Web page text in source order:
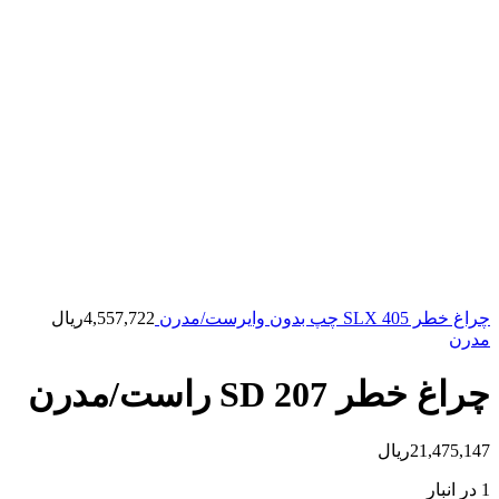
چراغ خطر 405 SLX چپ بدون وایرست/مدرن 4,557,722ریال
مدرن
چراغ خطر 207 SD راست/مدرن
21,475,147ریال
1 در انبار